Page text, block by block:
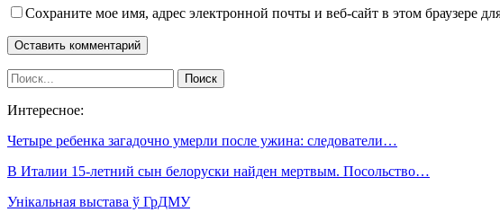
Сохраните мое имя, адрес электронной почты и веб-сайт в этом браузере
Интересное:
Четыре ребенка загадочно умерли после ужина: следователи…
В Италии 15-летний сын белоруски найден мертвым. Посольство…
Унікальная выстава ў ГрДМУ